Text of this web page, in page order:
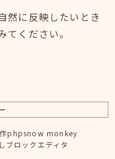
然に反映したいとき
ください。
phpsnow monkey
ブロックエディタ